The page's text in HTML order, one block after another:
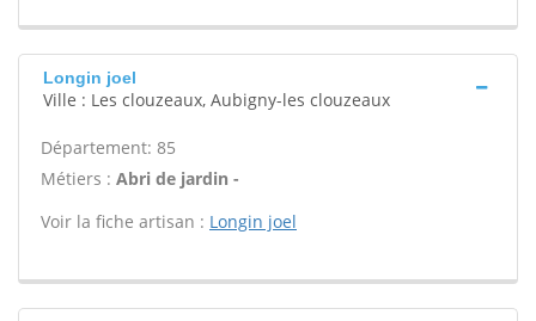
Longin joel
Ville : Les clouzeaux, Aubigny-les clouzeaux
Département: 85
Métiers : Abri de jardin -
Voir la fiche artisan : Longin joel